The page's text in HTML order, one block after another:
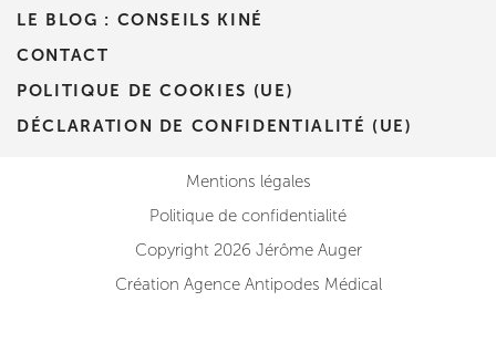
LE BLOG : CONSEILS KINÉ
CONTACT
POLITIQUE DE COOKIES (UE)
DÉCLARATION DE CONFIDENTIALITÉ (UE)
Mentions légales
Politique de confidentialité
Copyright 2026 Jérôme Auger
Création Agence Antipodes Médical